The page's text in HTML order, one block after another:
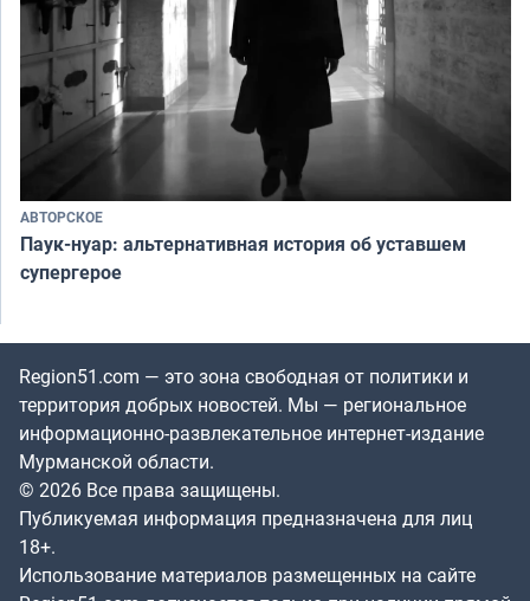
АВТОРСКОЕ
Паук-нуар: альтернативная история об уставшем
супергерое
Region51.com — это зона свободная от политики и
территория добрых новостей. Мы — региональное
информационно-развлекательное интернет-издание
Мурманской области.
© 2026 Все права защищены.
Публикуемая информация предназначена для лиц
18+.
Использование материалов размещенных на сайте